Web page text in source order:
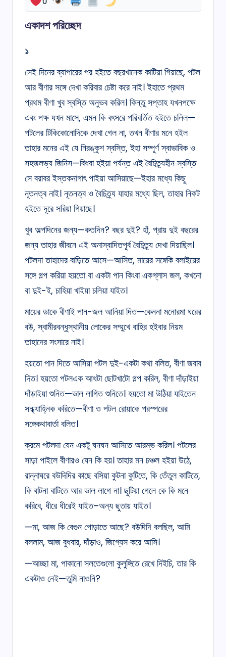
একাদশ পরিচ্ছেদ
১
সেই দিনের ব্যাপারের পর হইতে বছরখানেক কাটিয়া গিয়াছে, পটল
আর বীণার সঙ্গে দেখা করিবার চেষ্টা করে নাই। ইহাতে প্রথম
প্রথম বীণা খুব স্বস্তি অনুভব করিল। কিন্তু সপ্তাহ যখনপক্ষে
এবং পক্ষ যখন মাসে, এমন কি বৎসরে পরিবর্তিত হইতে চলিল—
পটলের টিকিকোনোদিকে দেখা গেল না, তখন বীণার মনে হইল
তাহার মনের এই যে নিরঙ্কুশ স্বস্তি, ইহা সম্পূর্ণ স্বাভাবিক ও
সহজলভ্য জিনিস—বিধবা হইয়া পর্যন্ত এই বৈচিত্র্যহীন স্বস্তি
সে বরাবর ইস্তকনাগাৎ পাইয়া আসিয়াছে—ইহার মধ্যে কিছু
নূতনত্ব নাই। নূতনত্ব ও বৈচিত্র্য যাহার মধ্যে ছিল, তাহার নিকট
হইতে দূরে সরিয়া গিয়াছে।
খুব অল্পদিনের জন্য—কতদিন? বছর দুই? হাঁ, প্রায় দুই বছরের
জন্য তাহার জীবনে এই অনাস্বাদিতপূর্ব বৈচিত্র্য দেখা দিয়াছিল।
পটলদা তাহাদের বাড়িতে আসে—আসিত, মায়ের সঙ্গেকি বলাইয়ের
সঙ্গে গল্প করিয়া হয়তো বা একটা পান কিংবা একগ্লাস জল, কখনো
বা দুই-ই, চাহিয়া খাইয়া চলিয়া যাইত।
মায়ের ডাকে বীণাই পান-জল আনিয়া দিত—কেননা মনোরমা ঘরের
বউ, স্বামীরবন্ধুস্থানীয় লোকের সম্মুখে বাহির হইবার নিয়ম
তাহাদের সংসারে নাই।
হয়তো পান দিতে আসিয়া পটল দুই-একটা কথা বলিত, বীণা জবাব
দিত। হয়তো পটলএক আধটা ছোটখাটো গল্প করিল, বীণা দাঁড়াইয়া
দাঁড়াইয়া শুনিত—ভাল লাগিত শুনিতে। হয়তো মা উঠিয়া যাইতেন
সন্ধ্যাহ্নিক করিতে—বীণা ও পটল রোয়াকে পরস্পরের
সঙ্গেকথাবার্তা বলিত।
ক্রমে পটলদা যেন একটু ঘনঘন আসিতে আরম্ভ করিল। পটলের
সাড়া পাইলে বীণারও যেন কি হয়। তাহার মন চঞ্চল হইয়া উঠে,
রান্নাঘরে বউদিদির কাছে বসিয়া কুটনা কুটিতে, কি তেঁতুল কাটিতে,
কি বাটনা বাটিতে আর ভাল লাগে না। ছুটিয়া গেলে কে কি মনে
করিবে, ধীরে ধীরেই যাইত–অন্য ছুতায় যাইত।
—মা, আজ কি বেগুন পোড়াতে আছে? বউদিদি বলছিল, আমি
বললাম, আজ বুধবার, দাঁড়াও, জিগ্যেস করে আসি।
—আচ্ছা মা, পাকানো সলতেগুলো কুলুঙ্গিতে রেখে দিইচি, তার কি
একটাও নেই—তুমি নাওনি?